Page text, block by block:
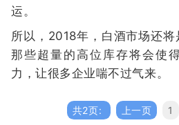
运。
所以，2018年，白酒市场还将
那些超量的高位库存将会使
力，让很多企业喘不过气来。
共2页: 上一页 1